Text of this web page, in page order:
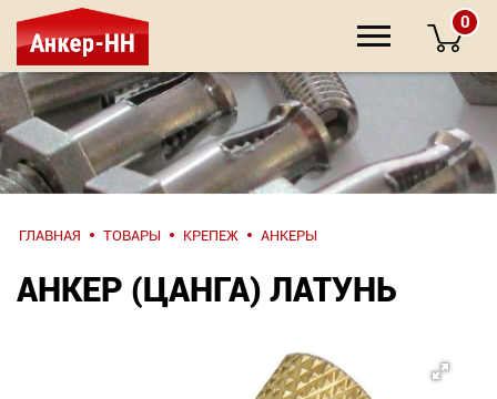
НАПИШИТЕ
О компании
0
ГЛАВНАЯ ТОВАРЫ КРЕПЕЖ АНКЕРЫ
АНКЕР (ЦАНГА) ЛАТУНЬ